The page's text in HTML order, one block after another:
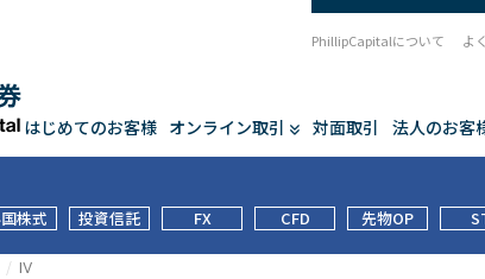
はじめてのお客様 オンライン取引 対面取引 法人のお客
PhillipCapitalについて よ
株式 投資信託 FX CFD 先物OP
IⅤ